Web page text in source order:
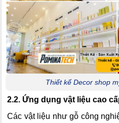
Thiết kế Decor shop
2.2. Ứng dụng vật liệu cao
Các vật liệu như gỗ công